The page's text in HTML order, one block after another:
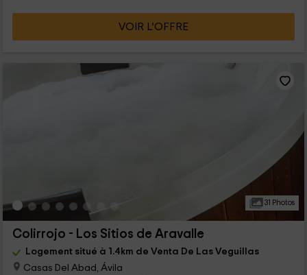
VOIR L’OFFRE
31 Photos
Colirrojo - Los Sitios de Aravalle
Logement situé à 1.4km de Venta De Las Veguillas
Casas Del Abad, Ávila